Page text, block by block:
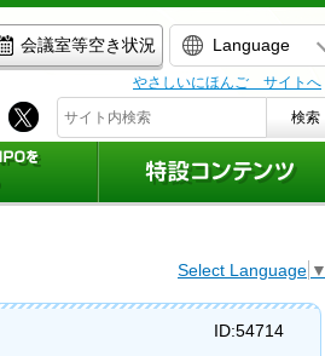
会議室等空き状況 Language
やさしいにほんご サイトへ
検索
Select Language ▼
ID:54714